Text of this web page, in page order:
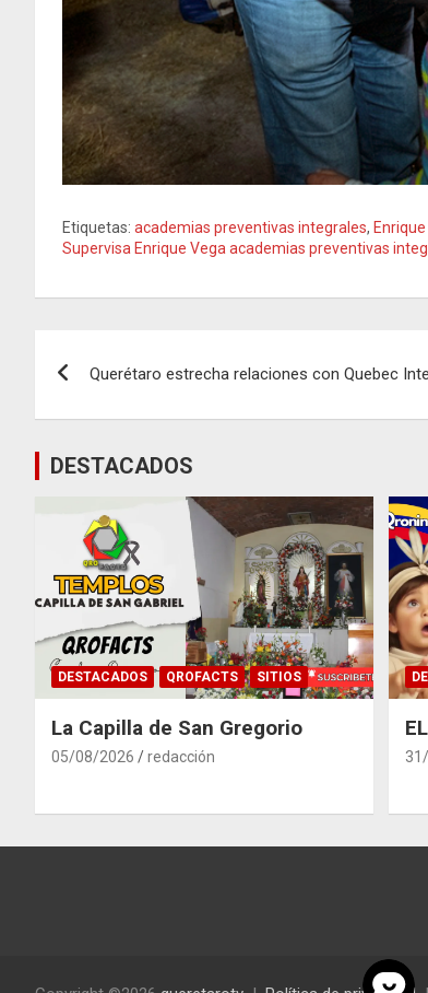
Etiquetas: academias preventivas integrales,
Supervisa Enrique Vega academias preventivas
entradas
Querétaro estrecha relaciones con Quebec
DESTACADOS
DESTACADOS QROFACTS SITIOS
La Capilla de San Gregorio
05/08/2026 redacción